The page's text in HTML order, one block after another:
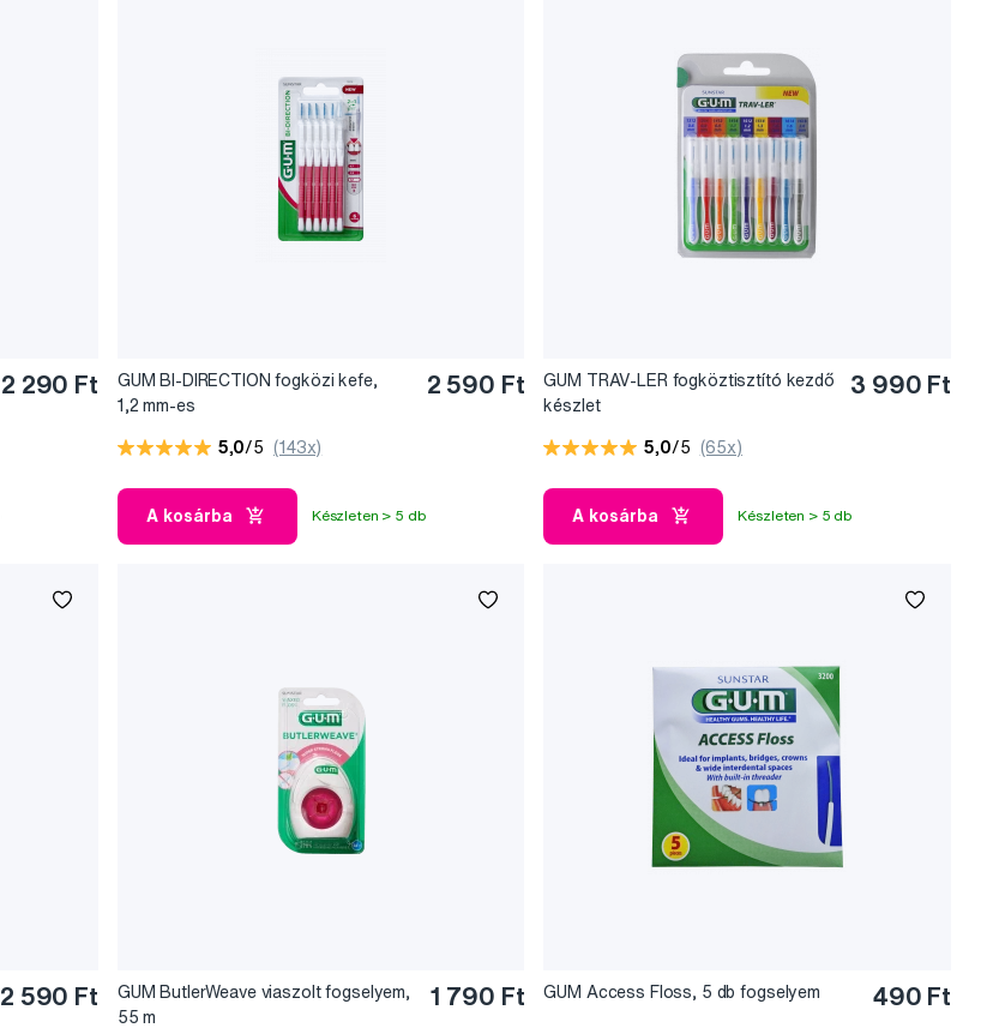
2 290 Ft
GUM BI-DIRECTION fogközi kefe,
1,2 mm-es
2 590 Ft
5,0/5 (143x)
A kosárba Készleten > 5 db
GUM TRAV-LER fogköztisztító kezdő
készlet
3 990 Ft
5,0/5 (65x)
A kosárba Készleten > 5 db
2 590 Ft
GUM ButlerWeave viaszolt fogselyem,
55 m
1 790 Ft GUM Access Floss, 5 db fogselyem 490 Ft